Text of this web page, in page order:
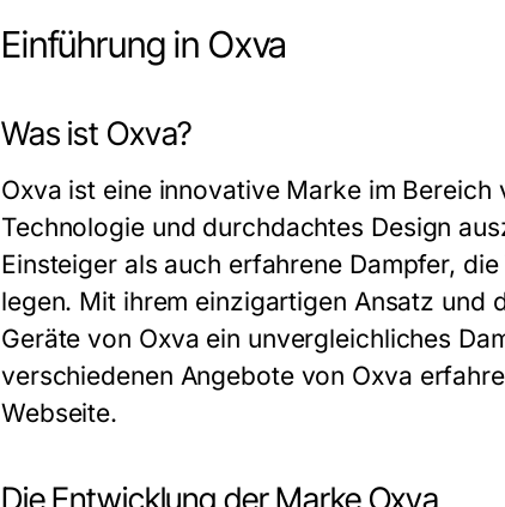
Einführung in Oxva
Was ist Oxva?
Oxva ist eine innovative Marke im
Technologie und durchdachtes Design
Einsteiger als auch erfahrene Dampfer,
legen. Mit ihrem einzigartigen Ansatz und
Geräte von Oxva ein unvergleichliches
verschiedenen Angebote von Oxva
Webseite.
Die Entwicklung der Marke Oxva